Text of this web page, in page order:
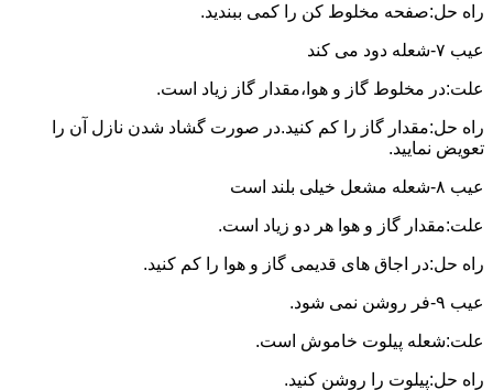
راه حل:صفحه مخلوط کن را کمی ببندید.
عیب ۷-شعله دود می کند
علت:در مخلوط گاز و هوا،مقدار گاز زیاد است.
راه حل:مقدار گاز را کم کنید.در صورت گشاد شدن نازل آن را
تعویض نمایید.
عیب ۸-شعله مشعل خیلی بلند است
علت:مقدار گاز و هوا هر دو زیاد است.
راه حل:در اجاق های قدیمی گاز و هوا را کم کنید.
عیب ۹-فر روشن نمی شود.
علت:شعله پیلوت خاموش است.
راه حل:پیلوت را روشن کنید.